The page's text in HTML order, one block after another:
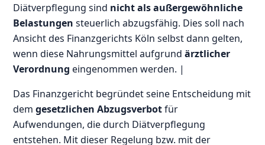
Diätverpflegung sind nicht als außergewöhnliche
Belastungen steuerlich abzugsfähig. Dies soll nach
Ansicht des Finanzgerichts Köln selbst dann gelten,
wenn diese Nahrungsmittel aufgrundärztlicher
Verordnung eingenommen werden. |
Das Finanzgericht begründet seine Entscheidung mit
demgesetzlichen Abzugsverbotfür
Aufwendungen, die durch Diätverpflegung
entstehen. Mit dieser Regelung bzw. mit der